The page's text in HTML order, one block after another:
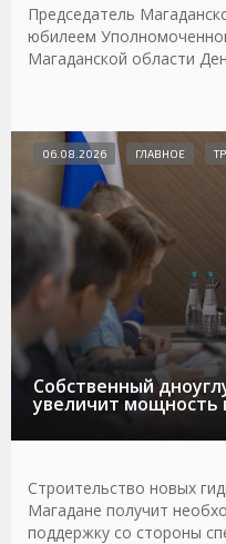
Председатель
юбилеем
Магаданской области
Собственный
увеличит мощность
06.08.2026 ГЛАВНОЕ
Строительство новых
Магадане получит
поддержку со стороны